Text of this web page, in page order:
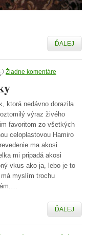
ĎALEJ
Žiadne komentáre
ktorá nedávno dorazila
výraz živého
favoritom zo všetkých
celoplastovou Hamiro
ma akosi
mi pripadá akosi
vkus ako ja, lebo je to
myslím trochu
ĎALEJ